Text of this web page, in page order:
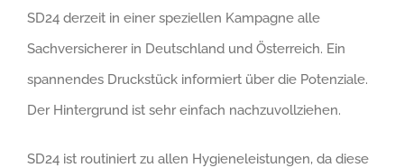
SD24 derzeit in einer speziellen Kampagne alle
Sachversicherer in Deutschland und Österreich. Ein
spannendes Druckstück informiert über die Potenziale.
Der Hintergrund ist sehr einfach nachzuvollziehen.
SD24 ist routiniert zu allen Hygieneleistungen, da diese